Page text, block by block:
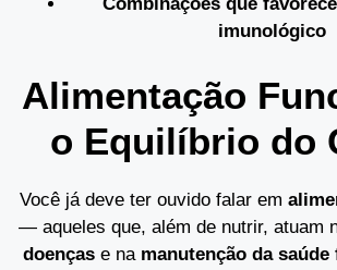
imunológico
Alimentação
o Equilíbrio do
Você já deve ter ouvido falar em
— aqueles que, além de nutrir, atuam
doençase na manutenção da